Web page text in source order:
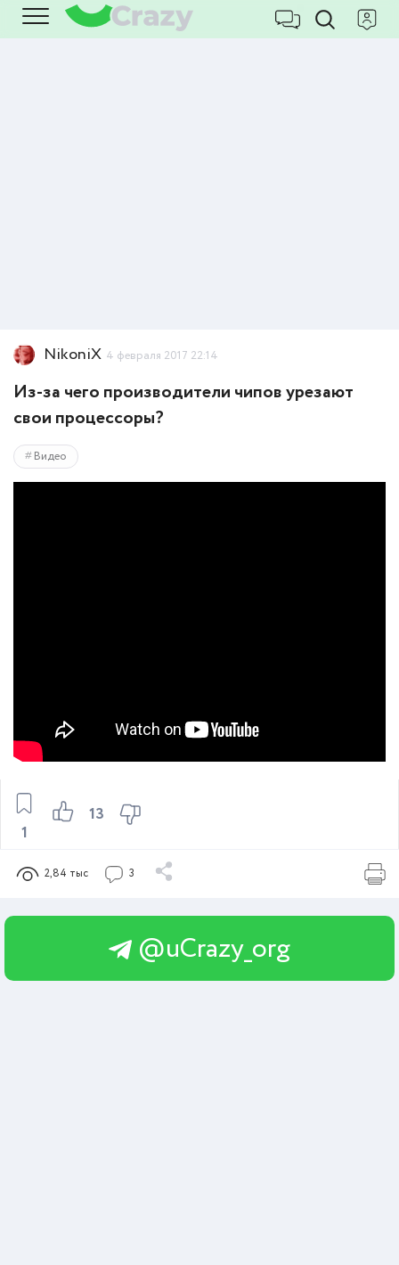
13
1
NikoniX 4 февраля 2017 22:14
Из-за чего производители чипов урезают
свои процессоры?
Видео
2,84 тыс 3
@uCrazy_org